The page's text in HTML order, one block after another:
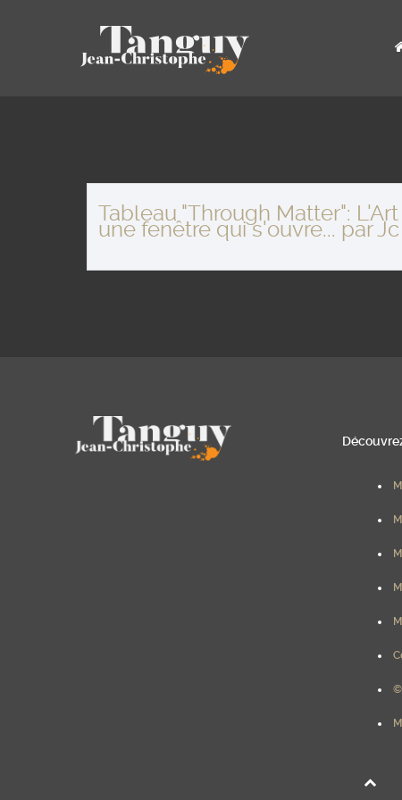
Tableau "Through Matter":
une fenêtre qui s'ouvre... par
©